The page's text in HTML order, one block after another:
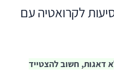
לקרואטיה עם
דאגות, חשוב להצטייד